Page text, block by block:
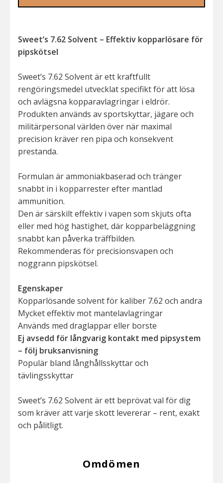
Sweet’s 7.62 Solvent – Effektiv kopparlösare för
pipskötsel
Sweet’s 7.62 Solvent är ett kraftfullt
rengöringsmedel utvecklat specifikt för att lösa
och avlägsna kopparavlagringar i eldrör.
Produkten används av sportskyttar, jägare och
militärpersonal världen över när maximal
precision kräver ren pipa och konsekvent
prestanda.
Formulan är ammoniakbaserad och tränger
snabbt in i kopparrester efter mantlad
ammunition.
Den är särskilt effektiv i vapen som skjuts ofta
eller med hög hastighet, där kopparbeläggning
snabbt kan påverka träffbilden.
Rekommenderas för precisionsvapen och
noggrann pipskötsel.
Egenskaper
Kopparlösande solvent för kaliber 7.62 och andra
Mycket effektiv mot mantelavlagringar
Används med draglappar eller borste
Ej avsedd för långvarig kontakt med pipsystem
– följ bruksanvisning
Populär bland långhållsskyttar och
tävlingsskyttar
Sweet’s 7.62 Solvent är ett beprövat val för dig
som kräver att varje skott levererar – rent, exakt
och pålitligt.
Omdömen